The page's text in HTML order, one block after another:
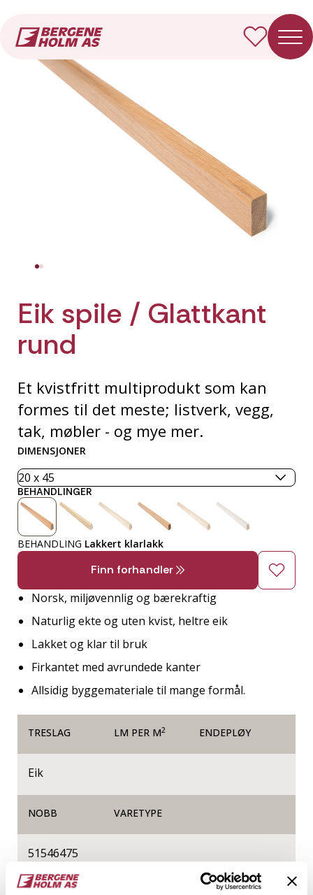
Eik spile / Glattkant
rund
Et kvistfritt multiprodukt som kan
formes til det meste; listverk, vegg,
tak, møbler - og mye mer.
DIMENSJONER
BEHANDLINGER
BEHANDLING Lakkert klarlakk
Finn forhandler
Norsk, miljøvennlig og bærekraftig
Naturlig ekte og uten kvist, heltre eik
Lakket og klar til bruk
Firkantet med avrundede kanter
Allsidig byggemateriale til mange formål.
TRESLAG LM PER M2 ENDEPLØY
Eik
NOBB VARETYPE
51546475